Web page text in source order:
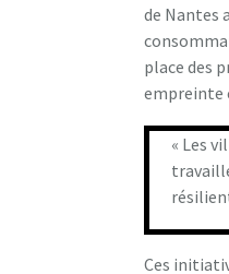
de Nantes
place des
empreinte
« Les
Ces